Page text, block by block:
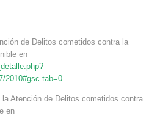
de Delitos cometidos contra la
en
2010#gsc.tab=0
Atención de Delitos cometidos contra
en